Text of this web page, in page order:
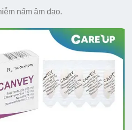
nấm âm đạo.